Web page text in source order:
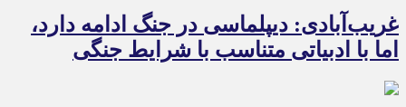
غریب‌آبادی: دیپلماسی در جنگ ادامه دارد،
اما با ادبیاتی متناسب با شرایط جنگی